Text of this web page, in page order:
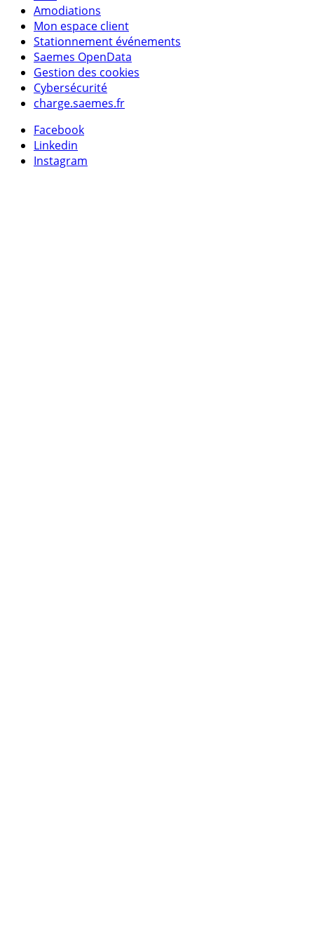
Amodiations
Mon espace client
Stationnement événements
Saemes OpenData
Gestion des cookies
Cybersécurité
charge.saemes.fr
Facebook
Linkedin
Instagram